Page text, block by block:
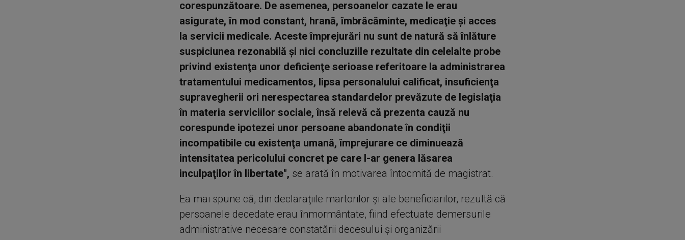
corespunzătoare. De asemenea, persoanelor cazate le erau
asigurate, în mod constant, hrană, îmbrăcăminte, medicaţie şi acces
la servicii medicale. Aceste împrejurări nu sunt de natură să înlăture
suspiciunea rezonabilă şi nici concluziile rezultate din celelalte probe
privind existenţa unor deficienţe serioase referitoare la administrarea
tratamentului medicamentos, lipsa personalului calificat, insuficienţa
supravegherii ori nerespectarea standardelor prevăzute de legislaţia
în materia serviciilor sociale, însă relevă că prezenta cauză nu
corespunde ipotezei unor persoane abandonate în condiţii
incompatibile cu existenţa umană, împrejurare ce diminuează
intensitatea pericolului concret pe care l-ar genera lăsarea
inculpaţilor în libertate", se arată în motivarea întocmită de magistrat.
Ea mai spune că, din declaraţiile martorilor şi ale beneficiarilor, rezultă că
persoanele decedate erau înmormântate, fiind efectuate demersurile
administrative necesare constatării decesului şi organizării